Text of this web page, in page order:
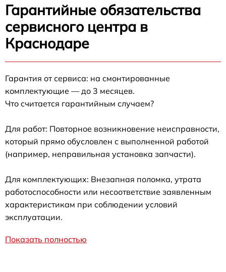
Гарантийные обязательства
сервисного центра в
Краснодаре
Гарантия от сервиса: на смонтированные
комплектующие — до 3 месяцев.
Что считается гарантийным случаем?
Для работ: Повторное возникновение неисправности,
который прямо обусловлен с выполненной работой
(например, неправильная установка запчасти).
Для комплектующих: Внезапная поломка, утрата
работоспособности или несоответствие заявленным
характеристикам при соблюдении условий
эксплуатации.
Показать полностью